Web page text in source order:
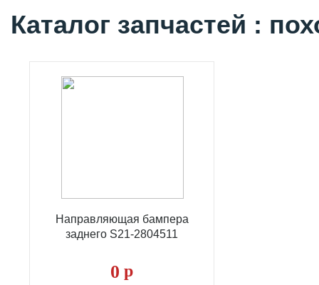
Каталог запчастей :
Направляющая бампера
заднего S21-2804511
0 р